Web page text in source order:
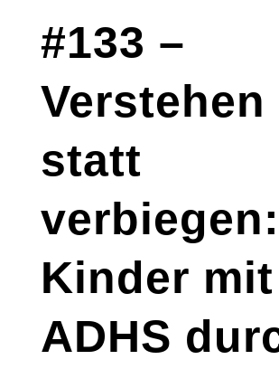
#133 –
Verstehen
statt
verbiegen:
Kinder mit
ADHS